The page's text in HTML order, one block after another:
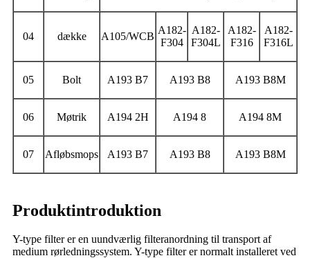
04 dække A105/WCB
A182-
F304
A182-
F304L
A182-
F316
A182-
F316L
05 Bolt A193 B7 A193 B8 A193 B8M
06 Møtrik A194 2H A194 8 A194 8M
07 Afløbsmops A193 B7 A193 B8 A193 B8M
Produktintroduktion
Y-type filter er en uundværlig filteranordning til transport af
medium rørledningssystem. Y-type filter er normalt installeret ved